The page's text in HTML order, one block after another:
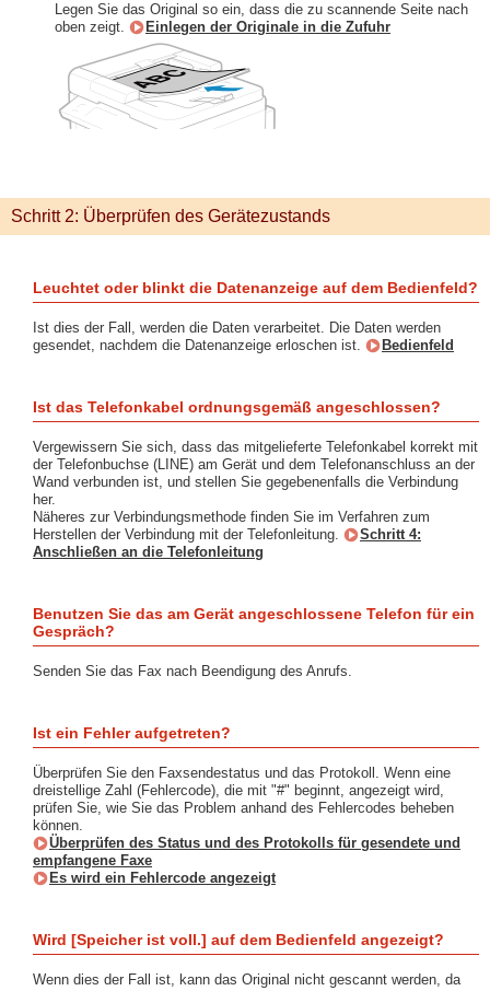
Legen Sie das Original so ein, dass die zu scannende Seite nach
oben zeigt.
Einlegen der Originale in die Zufuhr
Schritt 2: Überprüfen des Gerätezustands
Leuchtet oder blinkt die Datenanzeige auf dem Bedienfeld?
Ist dies der Fall, werden die Daten verarbeitet. Die Daten werden
gesendet, nachdem die Datenanzeige erloschen ist.
Bedienfeld
Ist das Telefonkabel ordnungsgemäß angeschlossen?
Vergewissern Sie sich, dass das mitgelieferte Telefonkabel korrekt mit
der Telefonbuchse (LINE) am Gerät und dem Telefonanschluss an der
Wand verbunden ist, und stellen Sie gegebenenfalls die Verbindung
her.
Näheres zur Verbindungsmethode finden Sie im Verfahren zum
Herstellen der Verbindung mit der Telefonleitung.
Schritt 4:
Anschließen an die Telefonleitung
Benutzen Sie das am Gerät angeschlossene Telefon für ein
Gespräch?
Senden Sie das Fax nach Beendigung des Anrufs.
Ist ein Fehler aufgetreten?
Überprüfen Sie den Faxsendestatus und das Protokoll. Wenn eine
dreistellige Zahl (Fehlercode), die mit "#" beginnt, angezeigt wird,
prüfen Sie, wie Sie das Problem anhand des Fehlercodes beheben
können.
Überprüfen des Status und des Protokolls für gesendete und
empfangene Faxe
Es wird ein Fehlercode angezeigt
Wird [Speicher ist voll.] auf dem Bedienfeld angezeigt?
Wenn dies der Fall ist, kann das Original nicht gescannt werden, da